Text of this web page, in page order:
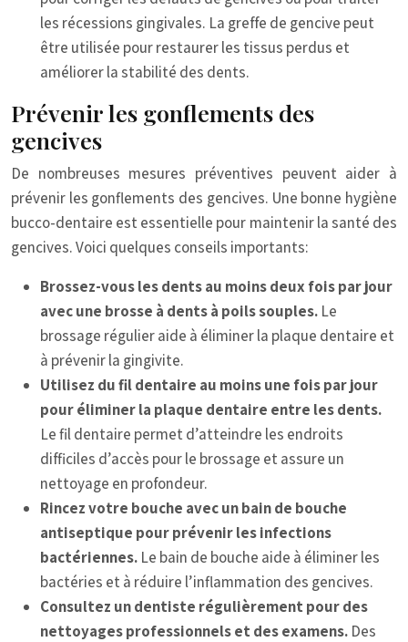
les récessions gingivales. La greffe de gencive peut
être utilisée pour restaurer les tissus perdus et
améliorer la stabilité des dents.
Prévenir les gonflements des
gencives
De nombreuses mesures préventives peuvent aider à
prévenir les gonflements des gencives. Une bonne hygiène
bucco-dentaire est essentielle pour maintenir la santé des
gencives. Voici quelques conseils importants:
Brossez-vous les dents au moins deux fois par jour
avec une brosse à dents à poils souples. Le
brossage régulier aide à éliminer la plaque dentaire et
à prévenir la gingivite.
Utilisez du fil dentaire au moins une fois par jour
pour éliminer la plaque dentaire entre les dents.
Le fil dentaire permet d’atteindre les endroits
difficiles d’accès pour le brossage et assure un
nettoyage en profondeur.
Rincez votre bouche avec un bain de bouche
antiseptique pour prévenir les infections
bactériennes. Le bain de bouche aide à éliminer les
bactéries et à réduire l’inflammation des gencives.
Consultez un dentiste régulièrement pour des
nettoyages professionnels et des examens. Des